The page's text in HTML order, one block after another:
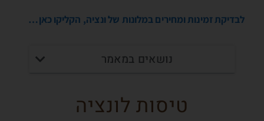
לבדיקת זמינות ומחירים במלונות של ונציה, הקליקו כאן…
נושאים במאמר
טיסות לונציה